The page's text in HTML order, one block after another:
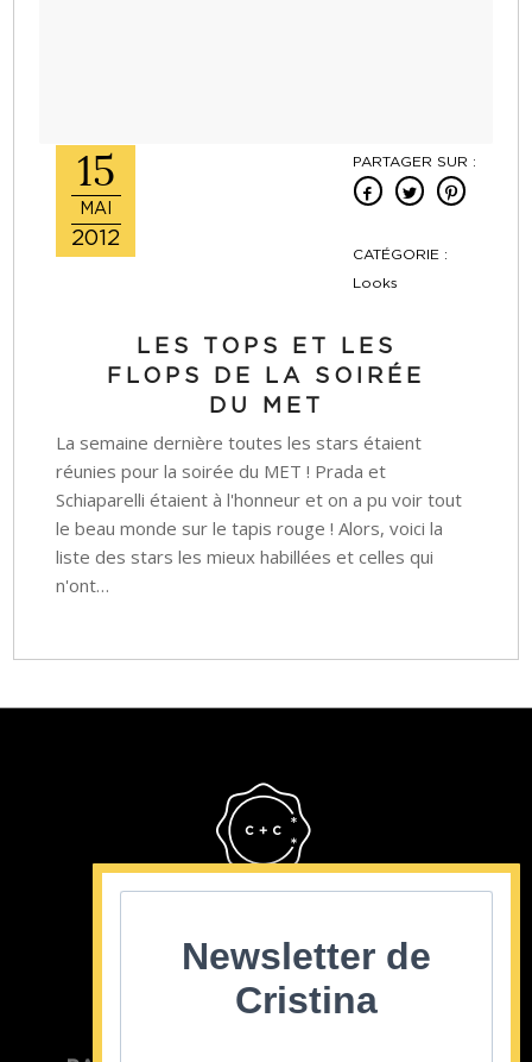
15
MAI
2012
PARTAGER SUR :
CATÉGORIE :
Looks
LES TOPS ET LES
FLOPS DE LA SOIRÉE
DU MET
La semaine dernière toutes les stars étaient
réunies pour la soirée du MET ! Prada et
Schiaparelli étaient à l'honneur et on a pu voir tout
le beau monde sur le tapis rouge ! Alors, voici la
liste des stars les mieux habillées et celles qui
n'ont…
Newsletter de
Cristina